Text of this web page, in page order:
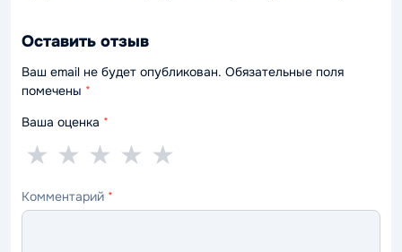
Оставить отзыв
Ваш email не будет опубликован. Обязательные поля
помечены *
Ваша оценка *
5
—
★
4
—
★
3
—
★
2
—
★
1
—
★
Комментарий *